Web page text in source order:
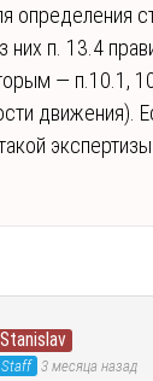
определения
них п. 13.4
— п.10.1,
движения).
Stanislav
Staff 3 месяца назад